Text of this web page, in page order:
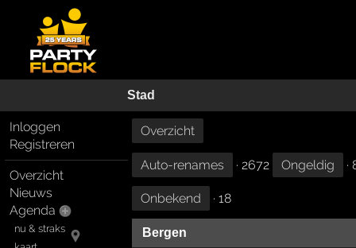
Stad
Inloggen
Registreren
Overzicht
Nieuws
Agenda
nu & straks
Overzicht
Auto-renames · 2672 Ongeldig ·
Onbekend · 18
Bergen